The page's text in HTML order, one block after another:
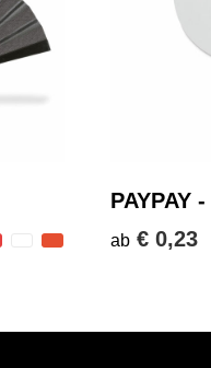
PAYPAY
ab € 0,23